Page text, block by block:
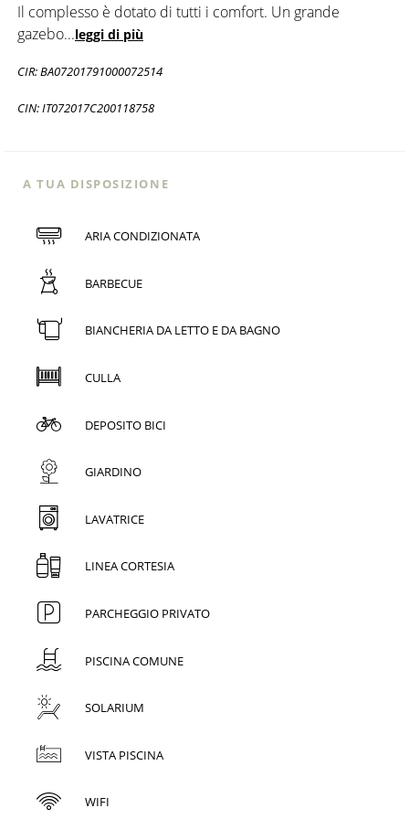
Il complesso è dotato di tutti i comfort. Un grande
gazebo...leggi di più
CIR: BA07201791000072514
CIN: IT072017C200118758
A TUA DISPOSIZIONE
ARIA CONDIZIONATA
BARBECUE
BIANCHERIA DA LETTO E DA BAGNO
CULLA
DEPOSITO BICI
GIARDINO
LAVATRICE
LINEA CORTESIA
PARCHEGGIO PRIVATO
PISCINA COMUNE
SOLARIUM
VISTA PISCINA
WIFI